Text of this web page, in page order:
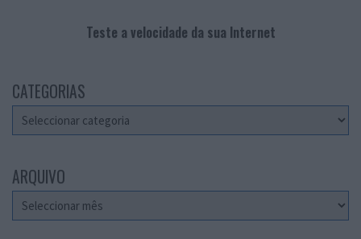
Teste a velocidade da sua Internet
CATEGORIAS
Categorias
ARQUIVO
Arquivo